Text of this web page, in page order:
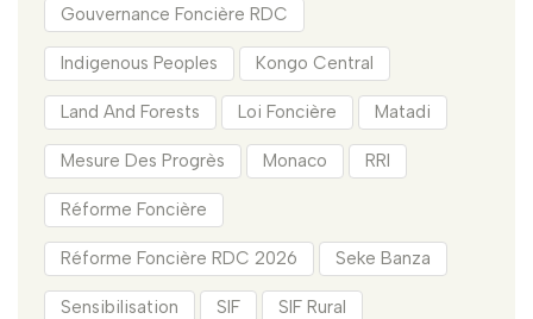
Gouvernance Foncière RDC
Indigenous Peoples Kongo Central
Land And Forests Loi Foncière Matadi
Mesure Des Progrès Monaco RRI
Réforme Foncière
Réforme Foncière RDC 2026 Seke Banza
Sensibilisation SIF SIF Rural